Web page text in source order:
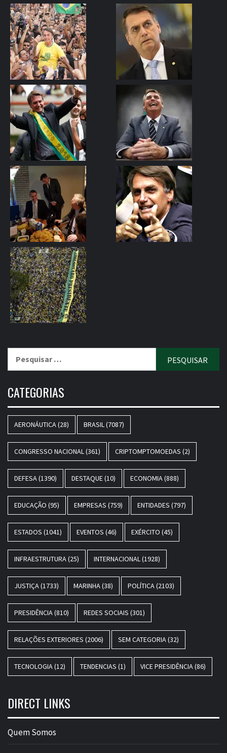
CATEGORIAS
AERONÁUTICA(28) BRASIL(7087)
CONGRESSO NACIONAL(361) CRIPTOMPTOMOEDAS (2)
DEFESA(1390) DESTAQUE(10) ECONOMIA(888)
EDUCAÇÃO (95) EMPRESAS (759) ENTIDADES (797)
ESTADOS (1041) EVENTOS (46) EXÉRCITO (45)
INFRAESTRUTURA(25) INTERNACIONAL(1928)
JUSTIÇA(1733) MARINHA(38) POLÍTICA(2103)
PRESIDÊNCIA(810) REDES SOCIAIS (301)
RELAÇÕES EXTERIORES (2006) SEM CATEGORIA(32)
TECNOLOGIA(12) TENDENCIAS (1) VICE PRESIDÊNCIA(86)
DIRECT LINKS
Quem Somos